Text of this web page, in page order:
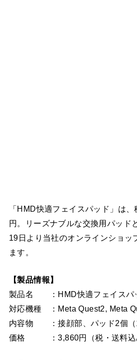
「HMD快適フェイスパッド」は
円。リーズナブルな交換用パッド
19日より当社のオンラインショッ
ます。
【製品情報】
製品名 ：HMD快適フェイスパ
対応機種 ：Meta Quest2, Meta
内容物 ：接顔部、パッド2個（
価格 ：3,860円（税・送料込